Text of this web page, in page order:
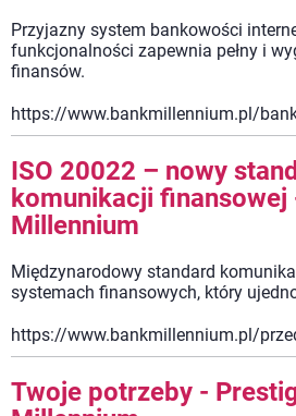
Przyjazny system bankowości
funkcjonalności zapewnia pełny i
finansów.
ISO 20022 – nowy
komunikacji finansowej
Millennium
Międzynarodowy standard
systemach finansowych, który
Twoje potrzeby -